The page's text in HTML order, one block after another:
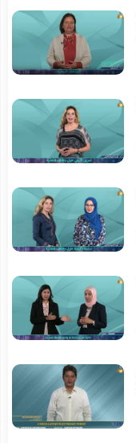
9:21
14:22
7:18
10:25
5:16